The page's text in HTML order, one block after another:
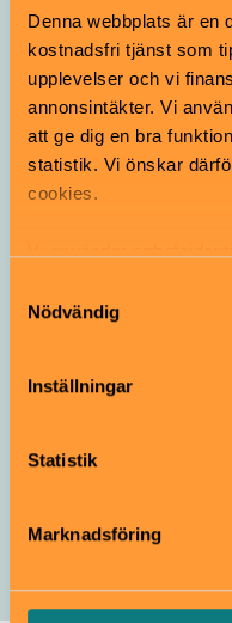
Denna webbplats är en
kostnadsfri tjänst som
upplevelser och vi
annonsintäkter. Vi
att ge dig en bra
statistik. Vi önskar
cookies.
samt tillhandahålla
vidarebefordrar även
information från din
annons- och
information som du har
Nödvändig
Inställningar
Statistik
Marknadsföring
Dans